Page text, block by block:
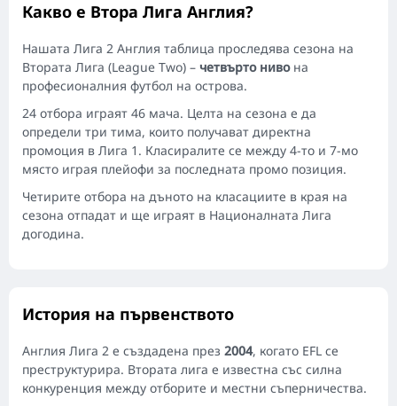
Какво е Втора Лига Англия?
Нашата Лига 2 Англия таблица проследява сезона на
Втората Лига (League Two) – четвърто нивона
професионалния футбол на острова.
24 отбора играят 46 мача. Целта на сезона е да
определи три тима, които получават директна
промоция в Лига 1. Класиралите се между 4-то и 7-мо
място играя плейофи за последната промо позиция.
Четирите отбора на дъното на класациите в края на
сезона отпадат и ще играят в Националната Лига
догодина.
История на първенството
Англия Лига 2 е създадена през 2004, когато EFL се
преструктурира. Втората лига е известна със силна
конкуренция между отборите и местни съперничества.